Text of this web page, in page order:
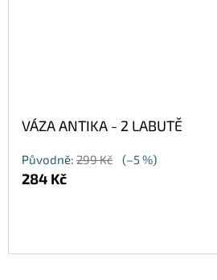
VÁZA ANTIKA - 2 LABUTĚ
Původně: 299 Kč (–5 %)
284 Kč